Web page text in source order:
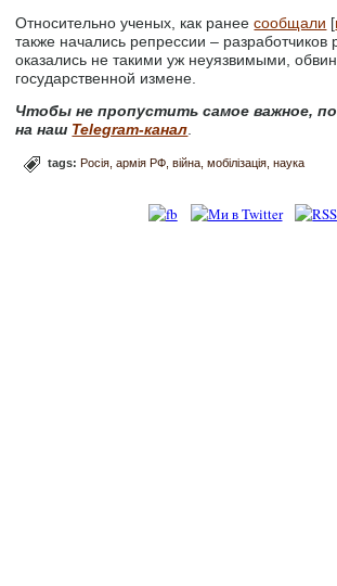
Относительно ученых, как ранеесообщали [
также начались репрессии – разработчиков
оказались не такими уж неуязвимыми,
государственной измене.
Чтобы не пропустить самое важное,
на наш Telegram-канал
tags:Росія армія РФ війна мобілізація наука